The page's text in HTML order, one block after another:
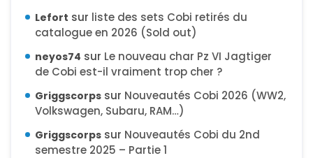
Lefort sur liste des sets Cobi retirés du
catalogue en 2026 (Sold out)
neyos74 sur Le nouveau char Pz VI Jagtiger
de Cobi est-il vraiment trop cher ?
Griggscorps sur Nouveautés Cobi 2026 (WW2,
Volkswagen, Subaru, RAM…)
Griggscorps sur Nouveautés Cobi du 2nd
semestre 2025 – Partie 1